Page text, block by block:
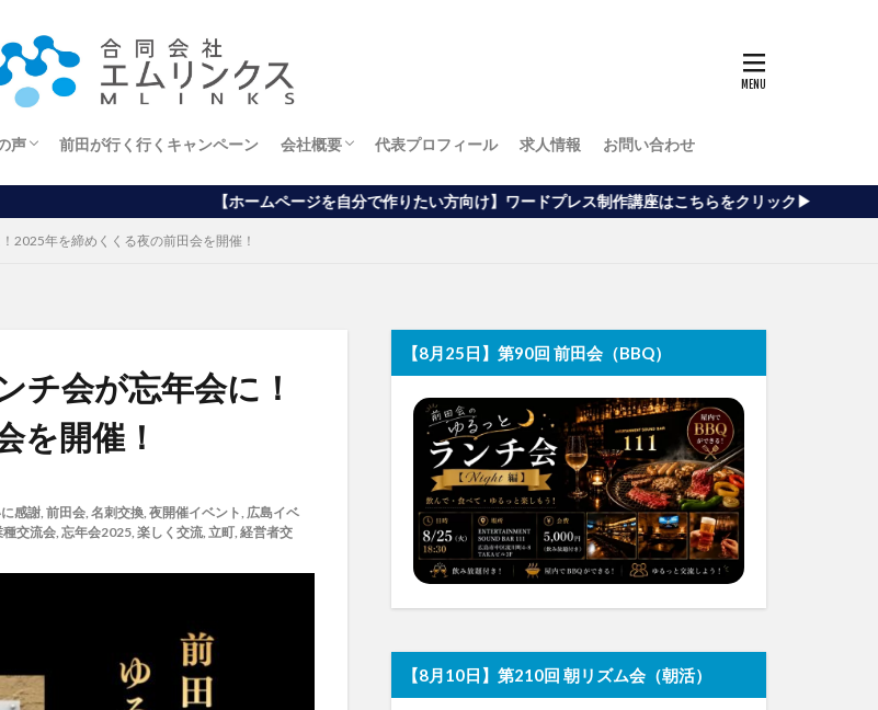
声
サロンオーナー様
ページから
から
ロから
前田が行く行くキャンペーン 会社概要
経営理念
代表プロフィール 求人情報 お問い合わせ
【ホームページを自分で作りたい方向け】ワードプレス制作講座はこちらをクリック▶
2025年を締めくくる夜の前田会を開催！
チ会が忘年会に！
を開催！
感謝, 前田会, 名刺交換, 夜開催イベント, 広島イベ
種交流会, 忘年会2025, 楽しく交流, 立町, 経営者交
【8月25日】第90回 前田会（BBQ）
【8月10日】第210回 朝リズム会（朝活）